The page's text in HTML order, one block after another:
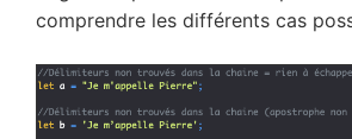
comprendre les différents cas